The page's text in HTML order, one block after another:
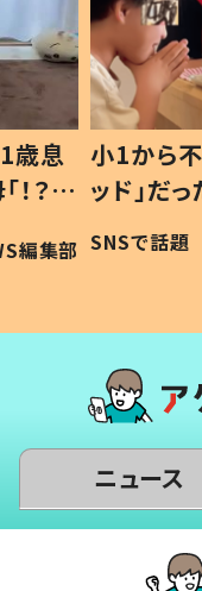
歳息
？」
編集部
小1から
ッド」だ
作り続
#令和の子
SNSで話題
ニュース